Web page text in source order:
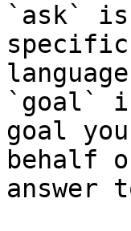
`ask`
`goal`
goal
behalf
answer